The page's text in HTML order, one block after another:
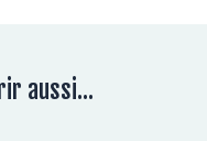
aussi...